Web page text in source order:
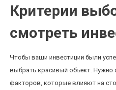
Критерии
смотреть
Чтобы ваши инвестиции были
выбрать красивый объект. Нужно
факторов, которые влияют на